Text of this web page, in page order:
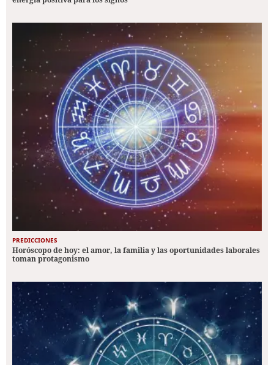
PREDICCIONES
Horóscopo de hoy: el amor, la familia y las oportunidades laborales
toman protagonismo